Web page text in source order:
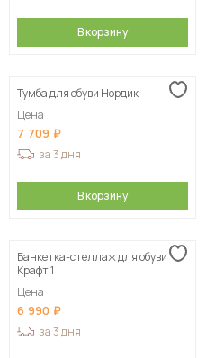
В корзину
Тумба для обуви Нордик
Цена
7 709
за 3 дня
В корзину
Банкетка-стеллаж для обуви
Крафт 1
Цена
6 990
за 3 дня